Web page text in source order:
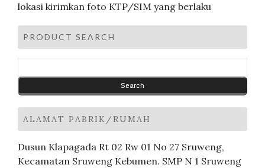
lokasi kirimkan foto KTP/SIM yang berlaku
PRODUCT SEARCH
ALAMAT PABRIK/RUMAH
Dusun Klapagada Rt 02 Rw 01 No 27 Sruweng,
Kecamatan Sruweng Kebumen. SMP N 1 Sruweng